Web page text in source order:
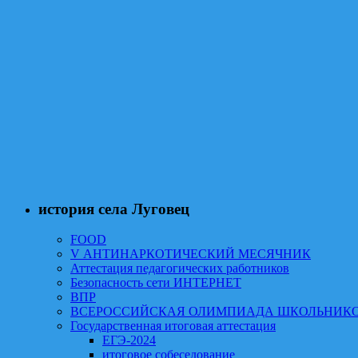
история села Луговец
FOOD
V АНТИНАРКОТИЧЕСКИЙ МЕСЯЧНИК
Аттестация педагогических работников
Безопасность сети ИНТЕРНЕТ
ВПР
ВСЕРОССИЙСКАЯ ОЛИМПИАДА
Государственная итоговая аттестация
ЕГЭ-2024
итоговое собеседование